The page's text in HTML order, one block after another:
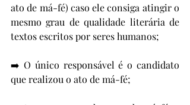
ato de má-fé) caso ele consiga atingir o
mesmo grau de qualidade literária de
textos escritos por seres humanos;
➡️ O único responsável é o candidato
que realizou o ato de má-fé;